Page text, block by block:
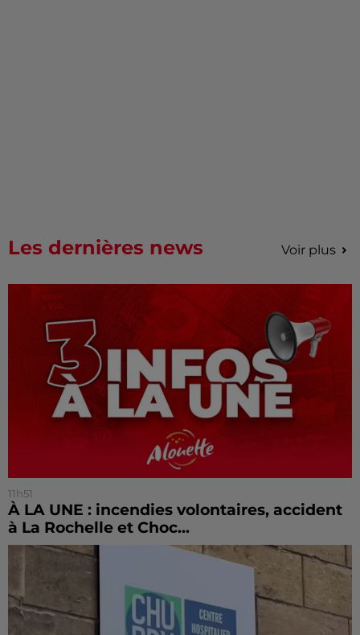
Les dernières news Voir plus
11h51
À LA UNE : incendies volontaires, accident
à La Rochelle et Choc...